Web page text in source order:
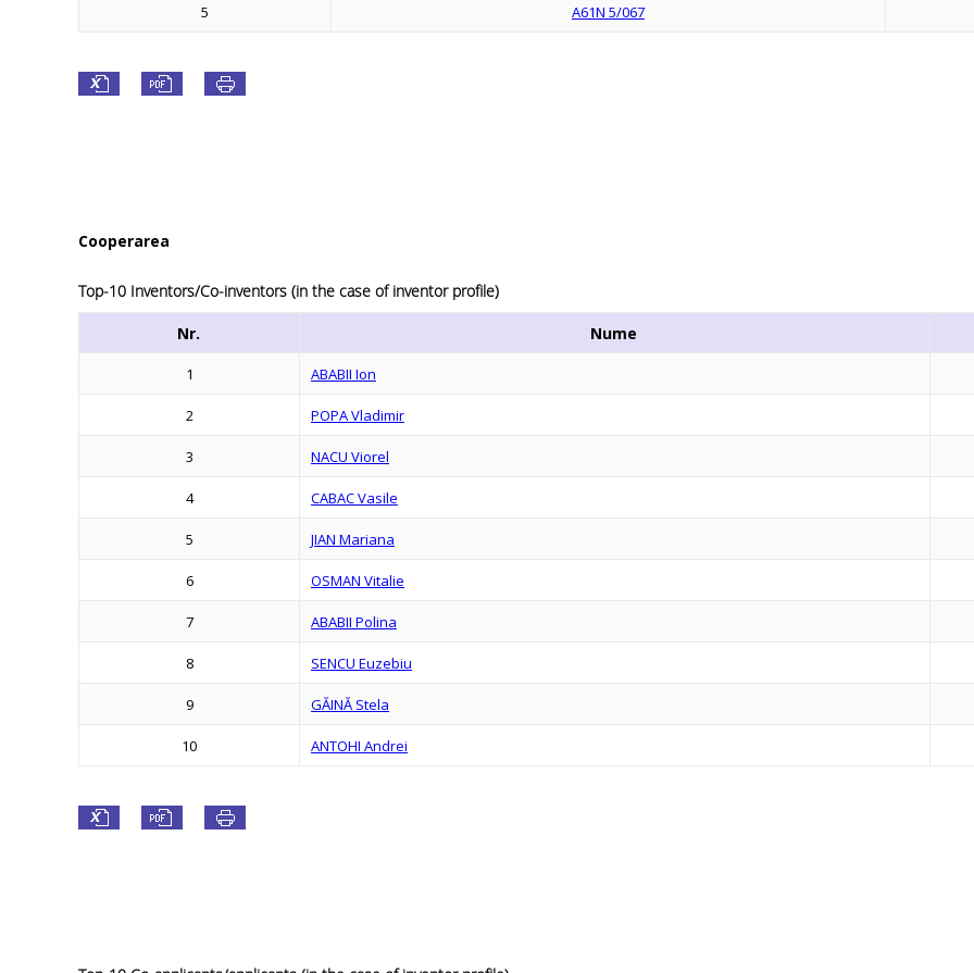
5 A61N 5/067
Cooperarea
Top-10 Inventors/Co-inventors (in the case of inventor profile)
Nr. Nume
1 ABABII Ion
2 POPA Vladimir
3 NACU Viorel
4 CABAC Vasile
5 JIAN Mariana
6 OSMAN Vitalie
7 ABABII Polina
8 SENCU Euzebiu
9 GĂINĂ Stela
10 ANTOHI Andrei